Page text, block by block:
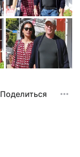
Поделиться